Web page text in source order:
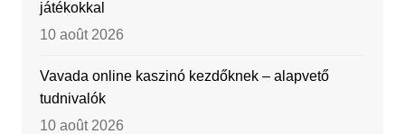
játékokkal
10 août 2026
Vavada online kaszinó kezdőknek – alapvető
tudnivalók
10 août 2026